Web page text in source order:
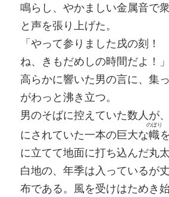
鳴らし、やかましい金属音で
と声を張り上げた。
「やって参りました戌の刻
ね、きもだめしの時間だよ！」
高らかに響いた男の言に、集
がわっと沸き立つ。
男のそばに控えていた数人が
にされていた一本の巨大な幟
のぼり
に立てて地面に打ち込んだ丸
白地の、年季は入っているが
布である。風を受けはためき